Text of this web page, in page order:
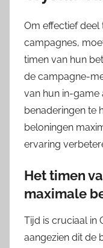
Om effectief deel
campagnes,
timen van hun
de campagne-
van hun in-game
benaderingen te
beloningen
ervaring
Het timen
maximale
Tijd is cruciaal in
aangezien dit de